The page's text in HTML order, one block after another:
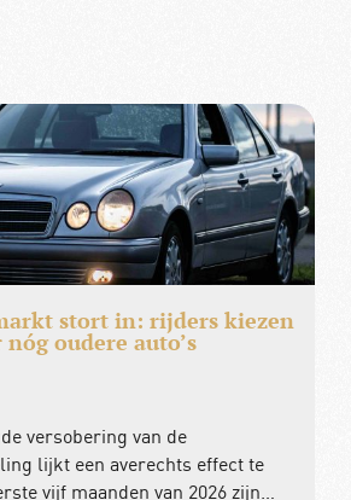
stort in: rijders kiezen
oudere auto’s
versobering van de
lijkt een averechts effect te
vijf maanden van 2026 zijn…